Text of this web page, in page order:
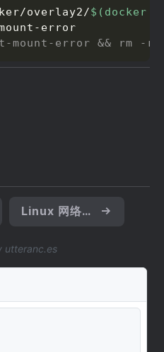
overlay2/$( docker
error && rm -rf /
Linux 网络虚拟化技术（五）隧道技术 →